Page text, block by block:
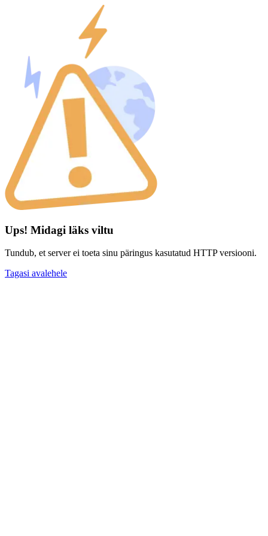
Ups! Midagi läks viltu
Tundub, et server ei toeta sinu päringus kasutatud HTTP versiooni.
Tagasi avalehele